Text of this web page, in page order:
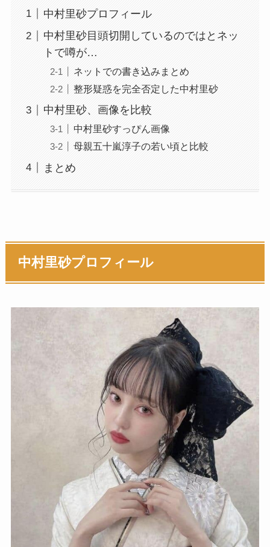
中村里砂プロフィール
中村里砂目頭切開しているのではとネッ
トで噂が…
ネットでの書き込みまとめ
整形疑惑を完全否定した中村里砂
中村里砂、画像を比較
中村里砂すっぴん画像
母親五十嵐淳子の若い頃と比較
まとめ
中村里砂プロフィール